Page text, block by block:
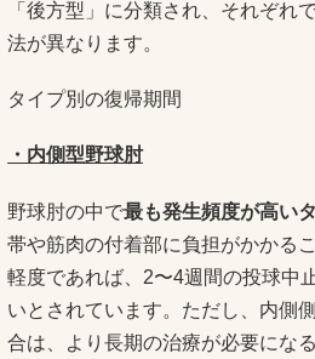
「後方型」に分類され、それぞれ
法が異なります。
タイプ別の復帰期間
・内側型野球肘
野球肘の中で最も発生頻度が高い
帯や筋肉の付着部に負担がかかる
軽度であれば、2〜4週間の投球中
いとされています。ただし、内側
合は、より長期の治療が必要にな